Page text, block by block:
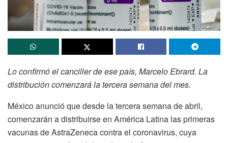
Lo confirmó el canciller de ese país, Marcelo Ebrard. La
distribución comenzará la tercera semana del mes.
México anunció que desde la tercera semana de abril,
comenzarán a distribuirse en América Latina las primeras
vacunas de AstraZeneca contra el coronavirus, cuya